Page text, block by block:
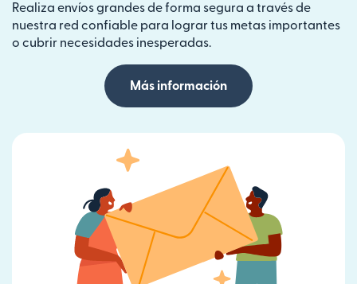
Realiza envíos grandes de forma segura a través de
nuestra red confiable para lograr tus metas importantes
o cubrir necesidades inesperadas.
Más información